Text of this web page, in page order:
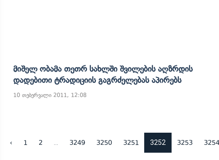
Მიშელ Ობამა Თეთრ Სახლში Შვილების Აღზრდის
Დადებითი Ტრადიციის Გაგრძელებას Აპირებს
10 თებერვალი 2011, 12:08
‹ 1 2 3249 3250 3251 3252 3253 3254